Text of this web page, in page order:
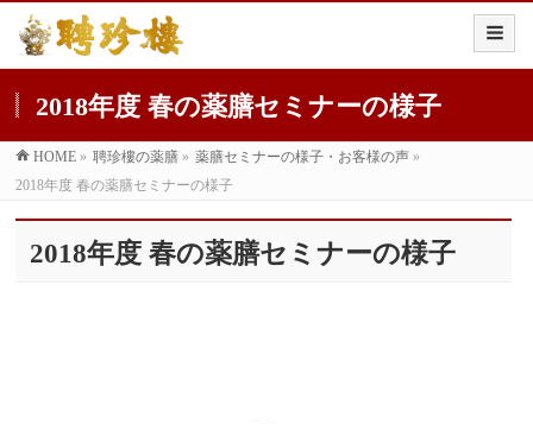
2018年度 春の薬膳セミナーの様子
HOME » 聘珍樓の薬膳 » 薬膳セミナーの様子・お客様の声 »
2018年度 春の薬膳セミナーの様子
2018年度 春の薬膳セミナーの様子